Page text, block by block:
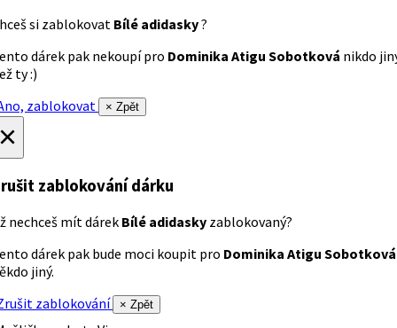
si zablokovat Bílé adidasky?
dárek pak nekoupí pro Dominika Atigu Sobotková nikdo
ty :)
zablokovat
× Zpět
zablokování dárku
nechceš mít dárek Bílé adidasky zablokovaný?
dárek pak bude moci koupit pro Dominika Atigu Sobotková
jiný.
zablokování
× Zpět